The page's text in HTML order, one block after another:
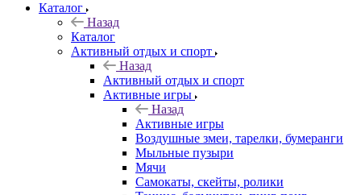
Каталог
Назад
Каталог
Активный отдых и спорт
Назад
Активный отдых и спорт
Активные игры
Назад
Активные игры
Воздушные змеи, тарелки, бумеранги
Мыльные пузыри
Мячи
Самокаты, скейты, ролики